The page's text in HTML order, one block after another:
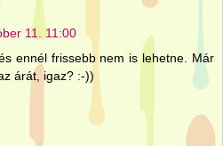
11. 11:00
ennél frissebb nem is lehetne. Már
árát, igaz? :-))